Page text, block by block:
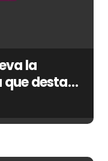
la
destaca